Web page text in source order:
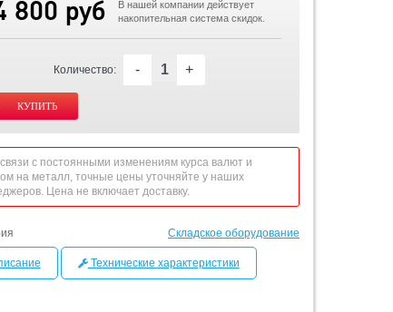
800 руб
В нашей компании действует
накопительная система скидок.
Количество: - +
с постоянными изменениям курса валют и
на металл, точные цены уточняйте у наших
Цена не включает доставку.
Складское оборудование
Технические характеристики